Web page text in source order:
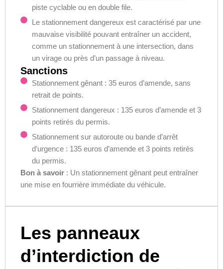
piste cyclable ou en double file.
Le stationnement dangereux est caractérisé par une
mauvaise visibilité pouvant entraîner un accident,
comme un stationnement à une intersection, dans
un virage ou près d’un passage à niveau.
Sanctions
Stationnement gênant : 35 euros d’amende, sans
retrait de points.
Stationnement dangereux : 135 euros d’amende et 3
points retirés du permis.
Stationnement sur autoroute ou bande d’arrêt
d’urgence : 135 euros d’amende et 3 points retirés
du permis.
Bon à savoir : Un stationnement gênant peut entraîner
une mise en fourrière immédiate du véhicule.
Les panneaux
d’interdiction de